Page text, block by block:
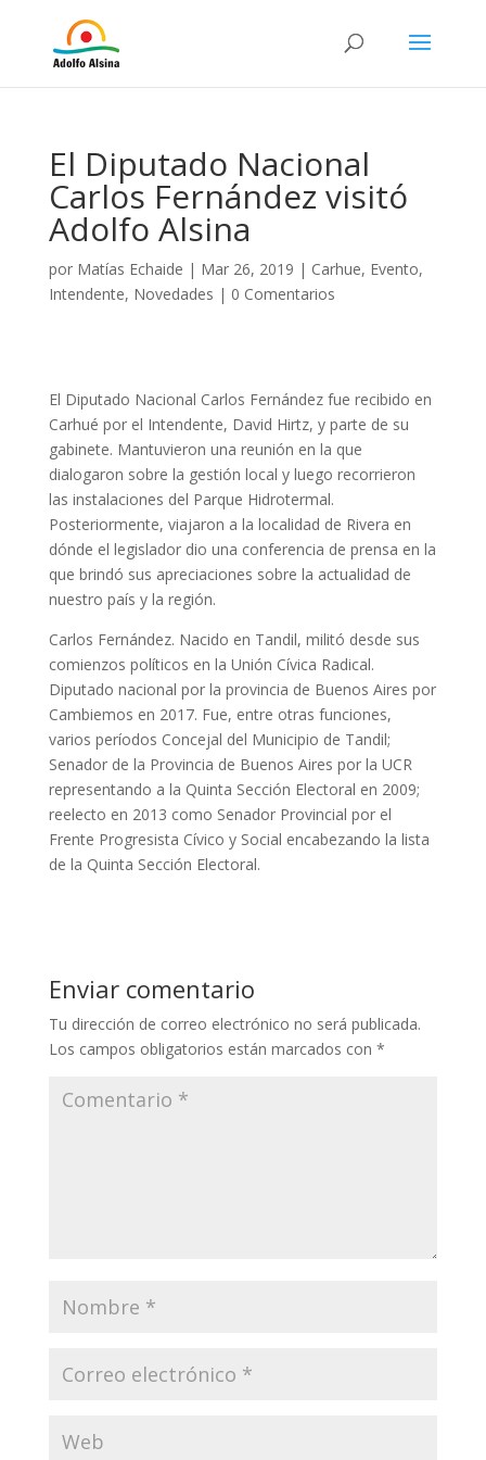
El Diputado Nacional
Carlos Fernández visitó
Adolfo Alsina
por Matías Echaide | Mar 26, 2019 | Carhue, Evento,
Intendente, Novedades | 0 Comentarios
El Diputado Nacional Carlos Fernández fue recibido en
Carhué por el Intendente, David Hirtz, y parte de su
gabinete. Mantuvieron una reunión en la que
dialogaron sobre la gestión local y luego recorrieron
las instalaciones del Parque Hidrotermal.
Posteriormente, viajaron a la localidad de Rivera en
dónde el legislador dio una conferencia de prensa en la
que brindó sus apreciaciones sobre la actualidad de
nuestro país y la región.
Carlos Fernández. Nacido en Tandil, militó desde sus
comienzos políticos en la Unión Cívica Radical.
Diputado nacional por la provincia de Buenos Aires por
Cambiemos en 2017. Fue, entre otras funciones,
varios períodos Concejal del Municipio de Tandil;
Senador de la Provincia de Buenos Aires por la UCR
representando a la Quinta Sección Electoral en 2009;
reelecto en 2013 como Senador Provincial por el
Frente Progresista Cívico y Social encabezando la lista
de la Quinta Sección Electoral.
Enviar comentario
Tu dirección de correo electrónico no será publicada.
Los campos obligatorios están marcados con *